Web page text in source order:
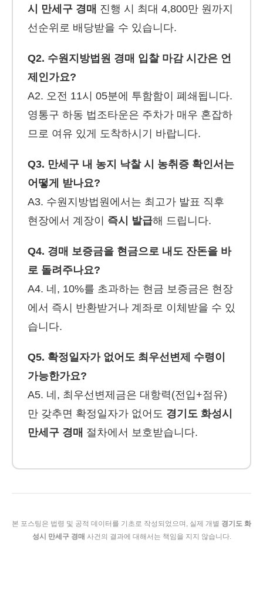
시 만세구 경매 진행 시 최대 4,800만 원까지
선순위로 배당받을 수 있습니다.
Q2. 수원지방법원 경매 입찰 마감 시간은 언
제인가요?
A2. 오전 11시 05분에 투함함이 폐쇄됩니다.
영통구 하동 법조타운은 주차가 매우 혼잡하
므로 여유 있게 도착하시기 바랍니다.
Q3. 만세구 내 농지 낙찰 시 농취증 확인서는
어떻게 받나요?
A3. 수원지방법원에서는 최고가 발표 직후
현장에서 계장이 즉시 발급해 드립니다.
Q4. 경매 보증금을 현금으로 내도 잔돈을 바
로 돌려주나요?
A4. 네, 10%를 초과하는 현금 보증금은 현장
에서 즉시 반환받거나 계좌로 이체받을 수 있
습니다.
Q5. 확정일자가 없어도 최우선변제 수령이
가능한가요?
A5. 네, 최우선변제금은 대항력(전입+점유)
만 갖추면 확정일자가 없어도 경기도 화성시
만세구 경매 절차에서 보호받습니다.
본 포스팅은 법령 및 공적 데이터를 기초로 작성되었으며, 실제 개별 경기도 화
성시 만세구 경매 사건의 결과에 대해서는 책임을 지지 않습니다.